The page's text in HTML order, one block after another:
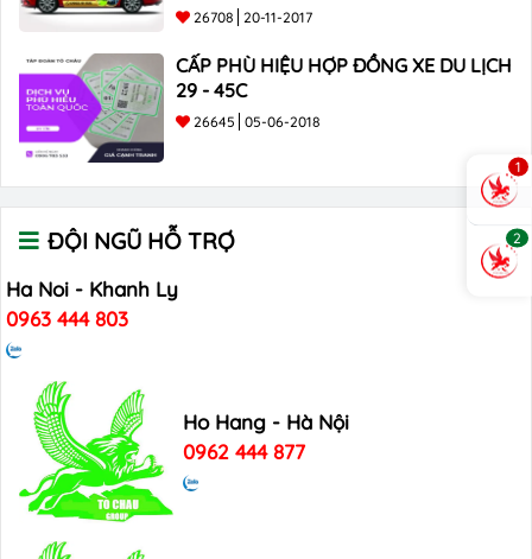
26708 20-11-2017
CẤP PHÙ HIỆU HỢP ĐỒNG XE DU LỊCH
29 - 45C
26645 05-06-2018
ĐỘI NGŨ HỖ TRỢ
Ha Noi - Khanh Ly
0963 444 803
Ho Hang - Hà Nội
0962 444 877
1
2